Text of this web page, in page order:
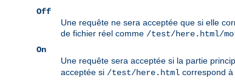
Off
Une requête ne sera acceptée que si elle
de fichier réel comme /test/here.html/
On
Une requête sera acceptée si la partie
acceptée si /test/here.html correspond